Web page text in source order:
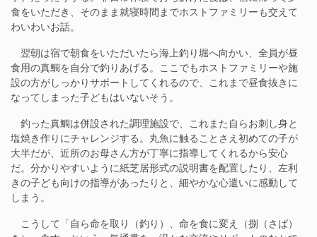
食をいただき、そのまま就寝時間までホストファミリーも交えて
わいわいお話。
翌朝は宿で朝食をいただいたら海上釣り堀へ向かい、全員が昼
食用の真鯛を自分で釣りあげる。ここでもホストファミリーや施
設の方がしっかりサポートしてくれるので、これまで昼食抜きに
なってしまった子どもはいないそう。
釣った真鯛は併設された調理施設で、これまた自らお刺し身と
塩焼き作りにチャレンジする。丸魚に触ることさえ初めての子が
大半だが、近所のお母さん方が丁寧に指導してくれるから安心
だ。分かりやすいように紙芝居形式の説明書を配置したり、左利
きの子ども向けの指導があったりと、細やかな心遣いに感動して
しまう。
こうして「自ら命を取り（釣り）、命を食に変え（捌（さば）